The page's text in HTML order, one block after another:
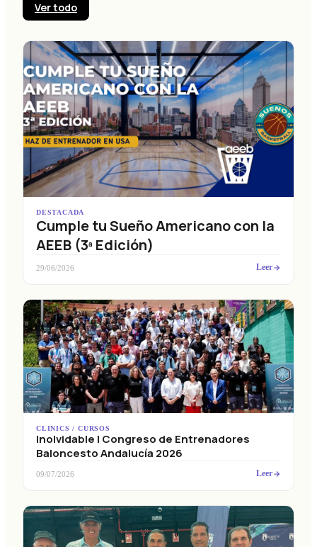
Ver todo
DESTACADA
Cumple tu Sueño Americano con la
AEEB (3ª Edición)
29/06/2026 Leer
CLINICS / CURSOS
Inolvidable I Congreso de Entrenadores
Baloncesto Andalucía 2026
09/07/2026 Leer